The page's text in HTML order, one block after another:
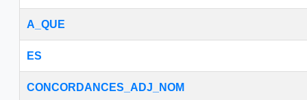
A_QUE
ES
CONCORDANCES_ADJ_NOM